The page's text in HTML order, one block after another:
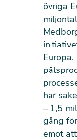
övriga
har
– 1,5
gång
emot